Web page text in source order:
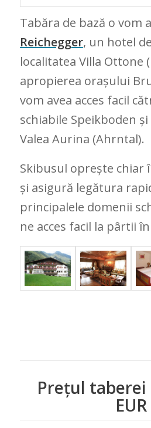
Tabăra de bază o vom
Reichegger, un hotel
localitatea Villa Ottone
apropierea orașului
vom avea acces facil
schiabile Speikboden
Valea Aurina (Ahrntal).
Skibusul oprește chiar
și asigură legătura
principalele domenii
ne acces facil la pârtii
Prețul taberei
EUR